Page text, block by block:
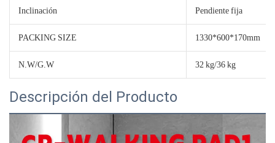
Inclinación Pendiente fija
PACKING SIZE 1330*600*170mm
N.W/G.W 32 kg/36 kg
Descripción del Producto